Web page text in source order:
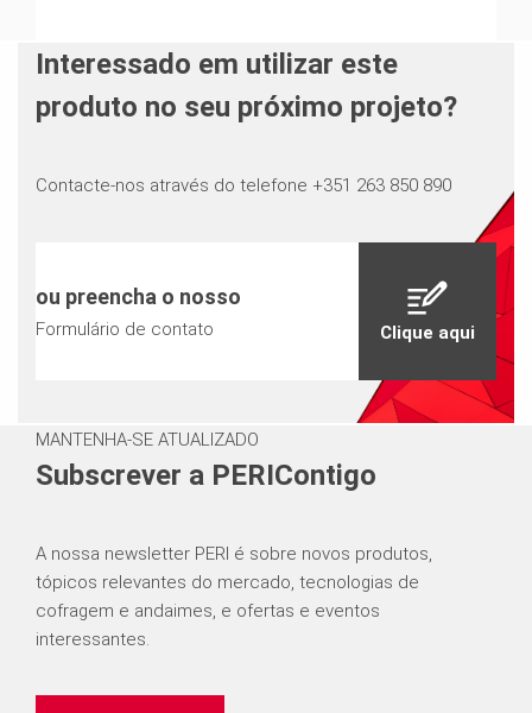
Interessado em utilizar este
produto no seu próximo projeto?
Contacte-nos através do telefone +351 263 850 890
ou preencha o nosso
Formulário de contato Clique aqui
MANTENHA-SE ATUALIZADO
Subscrever a PERIContigo
A nossa newsletter PERI é sobre novos produtos,
tópicos relevantes do mercado, tecnologias de
cofragem e andaimes, e ofertas e eventos
interessantes.